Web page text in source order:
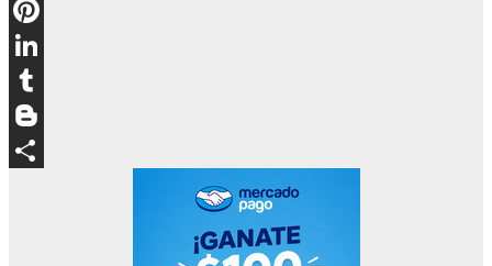
Email
Pinterest
LinkedIn
Tumblr
Blogger